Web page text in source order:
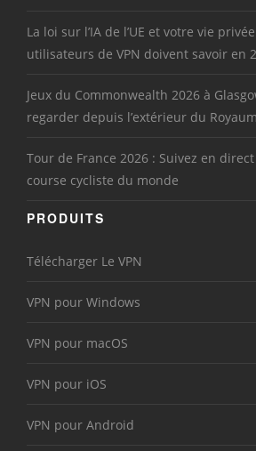
La loi sur l’IA de l’UE et votre vie
utilisateurs de VPN doivent savoir en
Jeux du Commonwealth 2026 à
regarder depuis l’extérieur du
Tour de France 2026 : Suivez en
course cycliste du monde
PRODUITS
Télécharger Le VPN
VPN pour Windows
VPN pour macOS
VPN pour iOS
VPN pour Android